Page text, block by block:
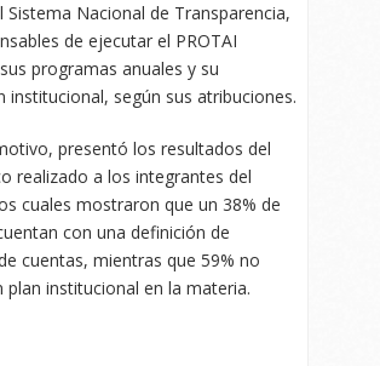
Sistema Nacional de Transparencia,
de ejecutar el PROTAI
programas anuales y su
institucional, según sus atribuciones.
presentó los resultados del
realizado a los integrantes del
cuales mostraron que un 38% de
con una definición de
cuentas, mientras que 59% no
plan institucional en la materia.